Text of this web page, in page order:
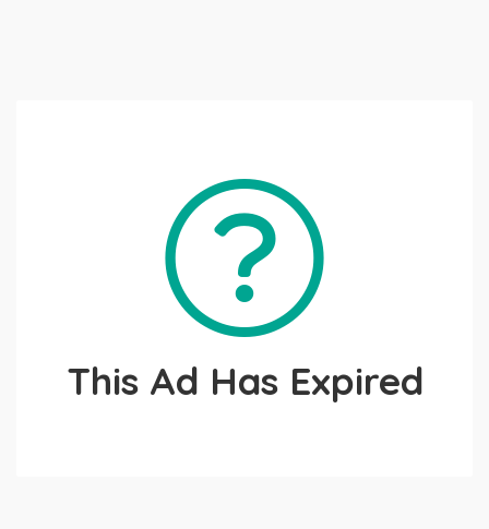
This Ad Has Expired